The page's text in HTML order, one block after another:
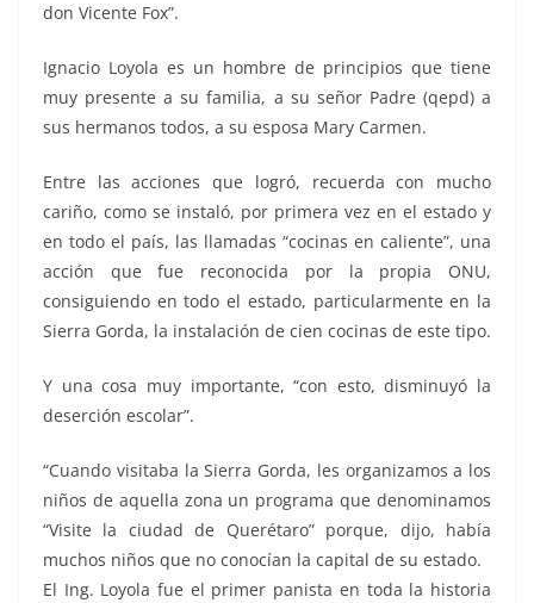
don Vicente Fox”.
Ignacio Loyola es un hombre de principios que tiene
muy presente a su familia, a su señor Padre (qepd) a
sus hermanos todos, a su esposa Mary Carmen.
Entre las acciones que logró, recuerda con mucho
cariño, como se instaló, por primera vez en el estado y
en todo el país, las llamadas “cocinas en caliente”, una
acción que fue reconocida por la propia ONU,
consiguiendo en todo el estado, particularmente en la
Sierra Gorda, la instalación de cien cocinas de este tipo.
Y una cosa muy importante, “con esto, disminuyó la
deserción escolar”.
“Cuando visitaba la Sierra Gorda, les organizamos a los
niños de aquella zona un programa que denominamos
“Visite la ciudad de Querétaro” porque, dijo, había
muchos niños que no conocían la capital de su estado.
El Ing. Loyola fue el primer panista en toda la historia